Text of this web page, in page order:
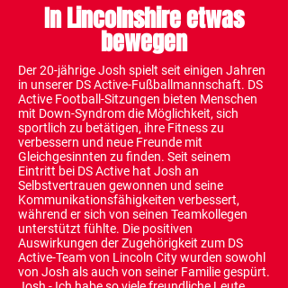
In Lincolnshire etwas
bewegen
Der 20-jährige Josh spielt seit einigen Jahren
in unserer DS Active-Fußballmannschaft. DS
Active Football-Sitzungen bieten Menschen
mit Down-Syndrom die Möglichkeit, sich
sportlich zu betätigen, ihre Fitness zu
verbessern und neue Freunde mit
Gleichgesinnten zu finden. Seit seinem
Eintritt bei DS Active hat Josh an
Selbstvertrauen gewonnen und seine
Kommunikationsfähigkeiten verbessert,
während er sich von seinen Teamkollegen
unterstützt fühlte. Die positiven
Auswirkungen der Zugehörigkeit zum DS
Active-Team von Lincoln City wurden sowohl
von Josh als auch von seiner Familie gespürt.